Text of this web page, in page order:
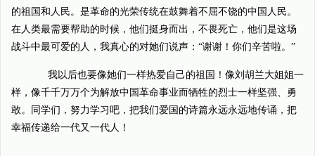
的祖国和人民。是革命的光荣传统在鼓舞着不屈不饶的中国人民。
在人类最需要帮助的时候，他们挺身而出，不畏死亡，他们是这场
战斗中最可爱的人，我真心的对她们说声：“谢谢！你们辛苦啦。”
我以后也要像她们一样热爱自己的祖国！像刘胡兰大姐姐一
样，像千千万万个为解放中国革命事业而牺牲的烈士一样坚强、勇
敢。同学们，努力学习吧，把我们爱国的诗篇永远永远地传诵，把
幸福传递给一代又一代人！